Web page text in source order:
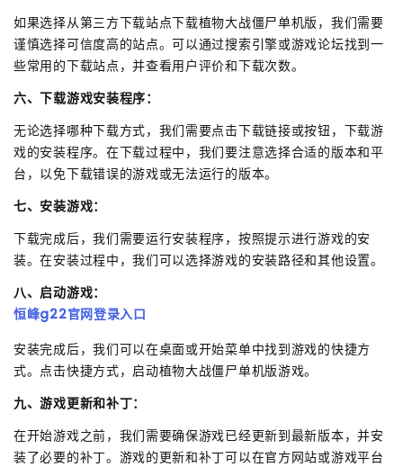
如果选择从第三方下载站点下载植物大战僵尸单机版，我们需要
谨慎选择可信度高的站点。可以通过搜索引擎或游戏论坛找到一
些常用的下载站点，并查看用户评价和下载次数。
六、下载游戏安装程序：
无论选择哪种下载方式，我们需要点击下载链接或按钮，下载游
戏的安装程序。在下载过程中，我们要注意选择合适的版本和平
台，以免下载错误的游戏或无法运行的版本。
七、安装游戏：
下载完成后，我们需要运行安装程序，按照提示进行游戏的安
装。在安装过程中，我们可以选择游戏的安装路径和其他设置。
八、启动游戏：
恒峰g22官网登录入口
安装完成后，我们可以在桌面或开始菜单中找到游戏的快捷方
式。点击快捷方式，启动植物大战僵尸单机版游戏。
九、游戏更新和补丁：
在开始游戏之前，我们需要确保游戏已经更新到最新版本，并安
装了必要的补丁。游戏的更新和补丁可以在官方网站或游戏平台